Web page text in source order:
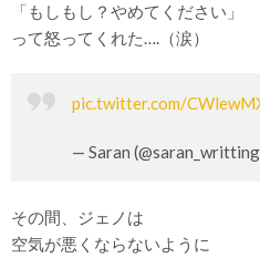
「もしもし？やめてください」
って怒ってくれた….（涙）
pic.twitter.com/
— Saran
その間、ジェノは
空気が悪くならないように